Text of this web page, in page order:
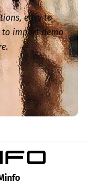
easy to
to import demo